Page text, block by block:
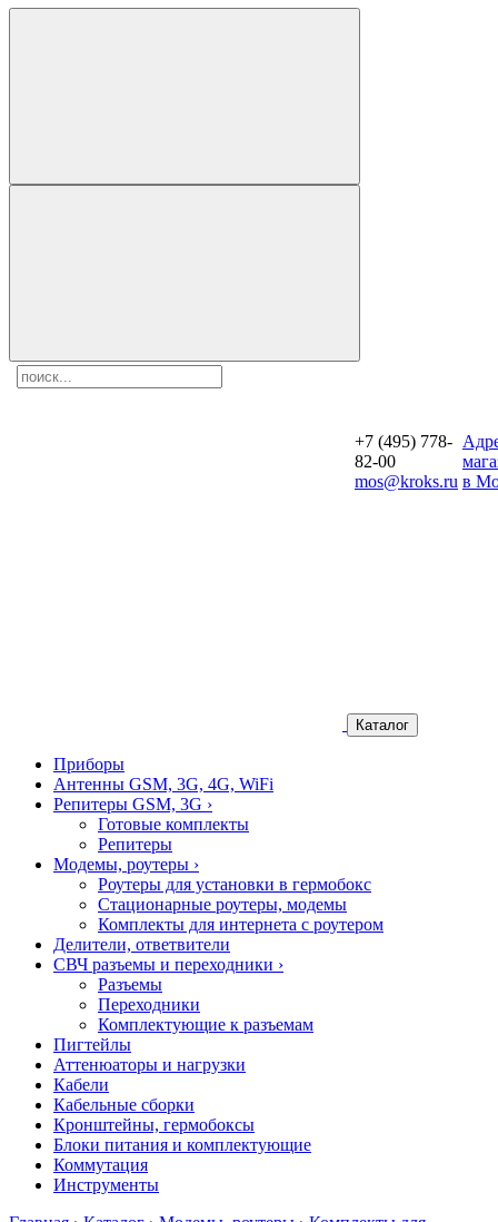
+7 (495) 778-
82-00
mos@kroks.ru в
Каталог
Приборы
Антенны GSM, 3G, 4G, WiFi
Репитеры GSM, 3G ›
Готовые комплекты
Репитеры
Модемы, роутеры ›
Роутеры для установки в гермобокс
Стационарные роутеры, модемы
Комплекты для интернета с роутером
Делители, ответвители
СВЧ разъемы и переходники ›
Разъемы
Переходники
Комплектующие к разъемам
Пигтейлы
Аттенюаторы и нагрузки
Кабели
Кабельные сборки
Кронштейны, гермобоксы
Блоки питания и комплектующие
Коммутация
Инструменты